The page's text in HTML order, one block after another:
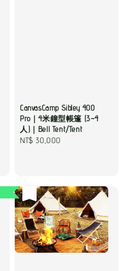
CanvasCamp Sibley 400
Pro｜4米鐘型帳篷 (3~4
人)｜Bell Tent/Tent
Regular
NT$ 30,000